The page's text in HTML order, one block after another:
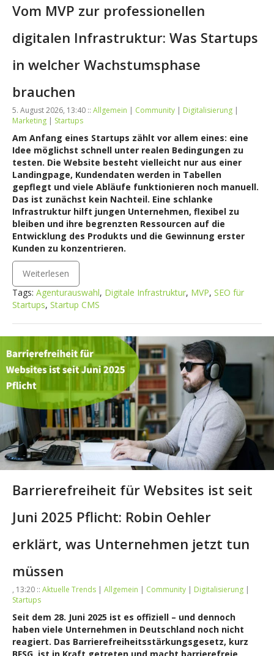
Vom MVP zur professionellen
digitalen Infrastruktur: Was Startups
in welcher Wachstumsphase
brauchen
5. August 2026, 13:40 :: Allgemein | Community | Digitalisierung |
Marketing | Startups
Am Anfang eines Startups zählt vor allem eines: eine
Idee möglichst schnell unter realen Bedingungen zu
testen. Die Website besteht vielleicht nur aus einer
Landingpage, Kundendaten werden in Tabellen
gepflegt und viele Abläufe funktionieren noch manuell.
Das ist zunächst kein Nachteil. Eine schlanke
Infrastruktur hilft jungen Unternehmen, flexibel zu
bleiben und ihre begrenzten Ressourcen auf die
Entwicklung des Produkts und die Gewinnung erster
Kunden zu konzentrieren.
Weiterlesen
Tags: Agenturauswahl, Digitale Infrastruktur, MVP, SEO für
Startups, Startup CMS
Barrierefreiheit für Websites ist seit
Juni 2025 Pflicht: Robin Oehler
erklärt, was Unternehmen jetzt tun
müssen
, 13:20 :: Aktuelle Trends | Allgemein | Community | Digitalisierung |
Startups
Seit dem 28. Juni 2025 ist es offiziell – und dennoch
haben viele Unternehmen in Deutschland noch nicht
reagiert. Das Barrierefreiheitsstärkungsgesetz, kurz